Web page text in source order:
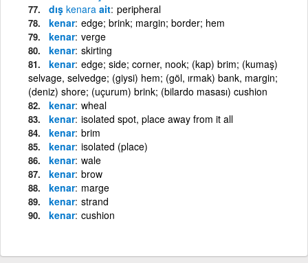
dış kenara ait peripheral
kenar edge; brink; margin; border; hem
kenar verge
kenar skirting
kenar edge; side; corner, nook; (kap) brim; (kumaş)
selvage, selvedge; (giysi) hem; (göl, ırmak) bank, margin;
(deniz) shore; (uçurum) brink; (bilardo masası) cushion
kenar wheal
kenar isolated spot, place away from it all
kenar brim
kenar isolated (place)
kenar wale
kenar brow
kenar marge
kenar strand
kenar cushion